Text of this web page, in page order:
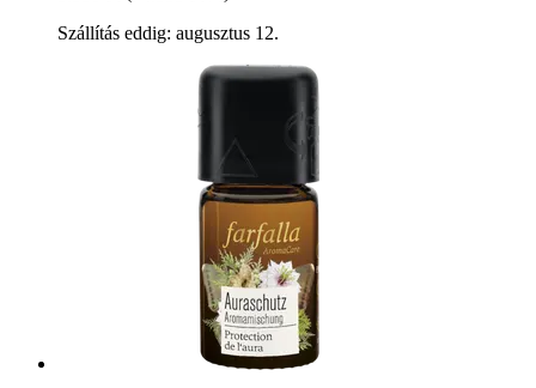
Szállítás eddig: augusztus 12.